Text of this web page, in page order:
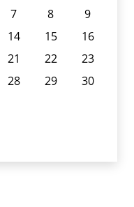
7 8
9
14 15
16
21 22
23
28 29
30